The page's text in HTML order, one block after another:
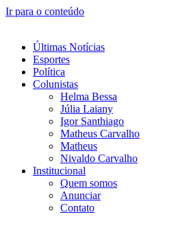
Ir para o conteúdo
Últimas Notícias
Esportes
Política
Colunistas
Helma Bessa
Júlia Laiany
Igor Santhiago
Matheus Carvalho
Matheus
Nivaldo Carvalho
Institucional
Quem somos
Anunciar
Contato